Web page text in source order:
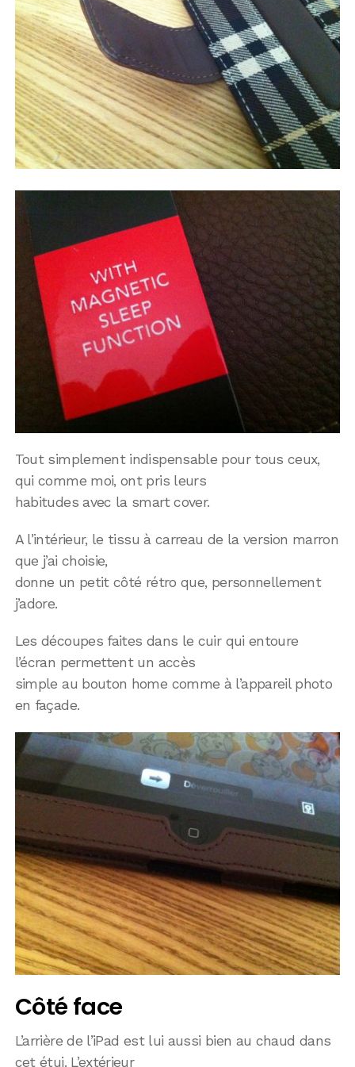
Tout simplement indispensable pour tous ceux,
qui comme moi, ont pris leurs
habitudes avec la smart cover.
A l’intérieur, le tissu à carreau de la version marron
que j’ai choisie,
donne un petit côté rétro que, personnellement
j’adore.
Les découpes faites dans le cuir qui entoure
l’écran permettent un accès
simple au bouton home comme à l’appareil photo
en façade.
Côté face
L’arrière de l’iPad est lui aussi bien au chaud dans
cet étui. L’extérieur